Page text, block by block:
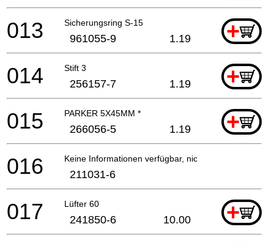
Sicherungsring S-15 +
013 961055-9 1.19
Stift 3 +
014 256157-7 1.19
PARKER 5X45MM * +
015 266056-5 1.19
Keine Informationen verfügbar, nicht bestellbar
016 211031-6
Lüfter 60 +
017 241850-6 10.00